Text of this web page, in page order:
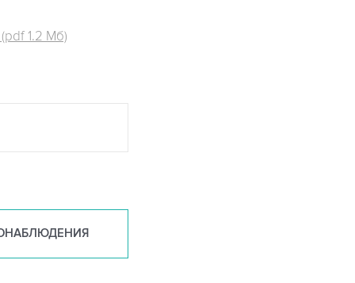
1.2 Мб)
ЛЮДЕНИЯ